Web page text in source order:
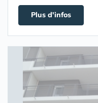
Plus d'infos